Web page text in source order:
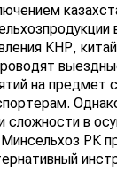
КНР,
на предмет
сложности в
РК